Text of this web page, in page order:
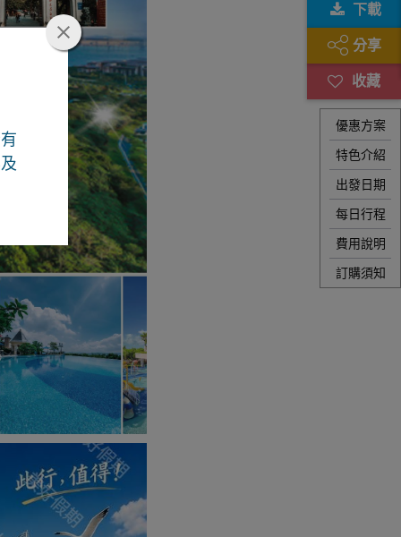
下載
分享
優惠方案
特色介紹
出發日期
每日行程
費用說明
訂購須知